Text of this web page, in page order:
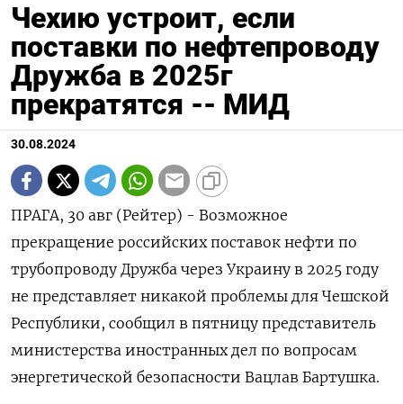
Чехию устроит, если
поставки по нефтепроводу
Дружба в 2025г
прекратятся -- МИД
30.08.2024
ПРАГА, 30 авг (Рейтер) - Возможное
прекращение российских поставок нефти по
трубопроводу Дружба через Украину в 2025 году
не представляет никакой проблемы для Чешской
Республики, сообщил в пятницу представитель
министерства иностранных дел по вопросам
энергетической безопасности Вацлав Бартушка.